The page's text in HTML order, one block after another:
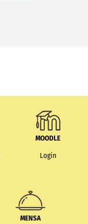
MOODLE
Login
MENSA